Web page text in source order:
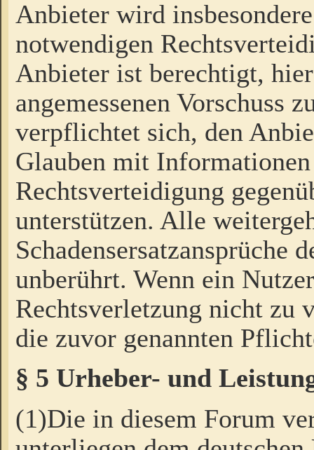
Anbieter wird
notwendigen
Anbieter ist berechtigt,
angemessenen Vorschuss
verpflichtet sich, den
Glauben mit
Rechtsverteidigung
unterstützen. Alle
Schadensersatzansprüche
unberührt. Wenn ein
Rechtsverletzung nicht zu
die zuvor genannten
§ 5 Urheber- und
(1)Die in diesem Forum